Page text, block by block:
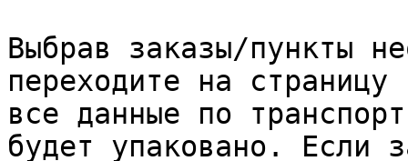
Выбрав заказы/пункты
переходите на
все данные по
будет упаковано. Если